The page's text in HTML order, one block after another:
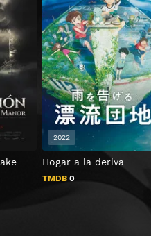
Hogar a la deriva
TMDB0
2022